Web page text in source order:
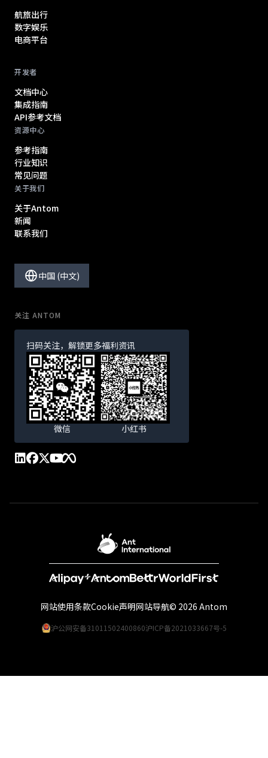
航旅出行
数字娱乐
电商平台
开发者
文档中心
集成指南
API参考文档
资源中心
参考指南
行业知识
常见问题
关于我们
关于Antom
新闻
联系我们
中国 (中文)
关注 ANTOM
扫码关注，解锁更多福利资讯
微信 小红书
沪公网安备31011502400860沪ICP备2021033667号-5
网站使用条款Cookie声明网站导航© 2026 Antom